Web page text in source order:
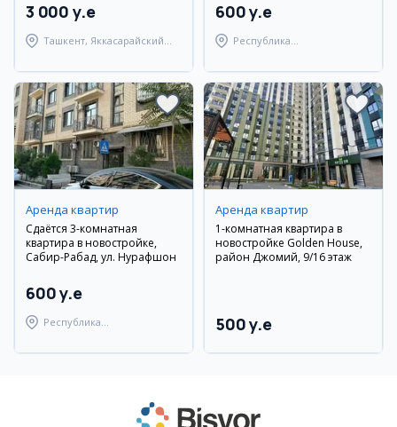
3 000 y.e
Ташкент, Яккасарайский
600 y.e
Республика
Берунийский район
Аренда квартир
Сдаётся 3-комнатная
квартира в новостройке,
Сабир-Рабад, ул. Нурафшон
600 y.e
Республика
Берунийский район
Аренда квартир
1-комнатная квартира в
новостройке Golden House,
район Джомий, 9/16 этаж
500 y.e